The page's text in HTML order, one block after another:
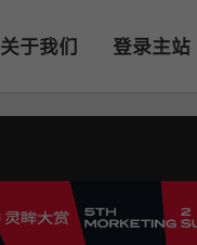
关于我们 登录主站